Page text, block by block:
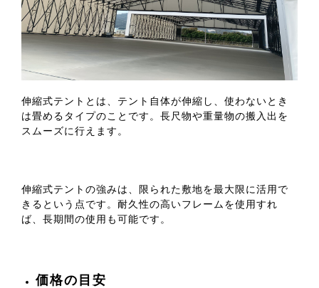
製
品
伸縮式テントとは、テント自体が伸縮し、使わないとき
は畳めるタイプのことです。長尺物や重量物の搬入出を
スムーズに行えます。
伸縮式テントの強みは、限られた敷地を最大限に活用で
きるという点です。耐久性の高いフレームを使用すれ
ば、長期間の使用も可能です。
価格の目安